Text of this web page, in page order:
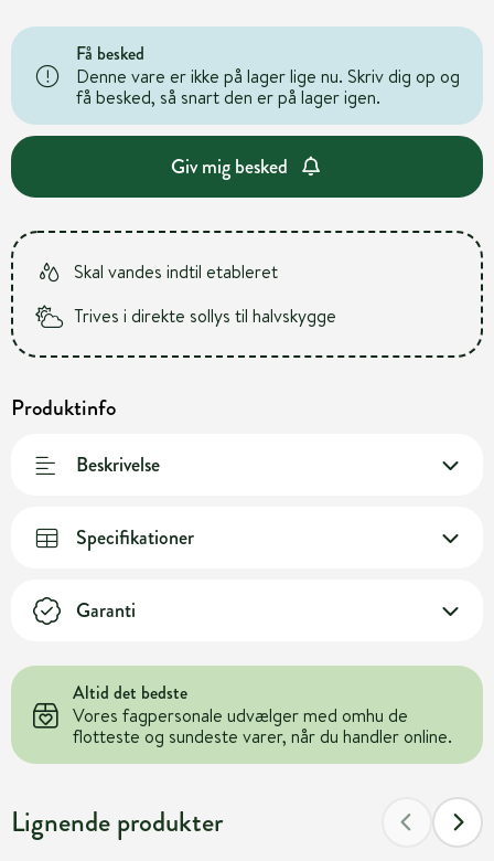
Få besked
Denne vare er ikke på lager lige nu. Skriv dig op og
få besked, så snart den er på lager igen.
Giv mig besked
Skal vandes indtil etableret
Trives i direkte sollys til halvskygge
Produktinfo
Beskrivelse
Specifikationer
Garanti
Altid det bedste
Vores fagpersonale udvælger med omhu de
flotteste og sundeste varer, når du handler online.
Lignende produkter